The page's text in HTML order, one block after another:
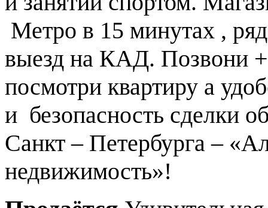
Метро в 15 минутах ,
выезд на КАД. Позвони
посмотри квартиру а
и безопасность сделки
Санкт – Петербурга –
недвижимость»!